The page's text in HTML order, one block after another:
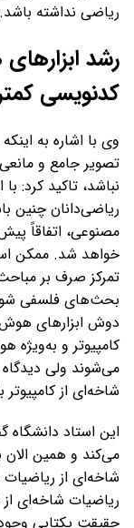
ریاضی نداشته
رشد
کدنویسی
وی با اشاره به
تصویر جامع و
نباشد، تاکید کرد:
ریاضی‌دانان چنین
مصنوعی، اتفاقاً
خواهد شد. ممکن
تمرکز صرف بر
بحث‌های فلسفی
دوش ابزارهای
کامپیوتر و
می‌شوند ولی
شاخه‌ای از کامپیوتر
این استاد
می‌کند و همین الان
شاخه‌ای از ریاضیات
ریاضیات شاخه‌ای
حقیقت یکتایی وجود